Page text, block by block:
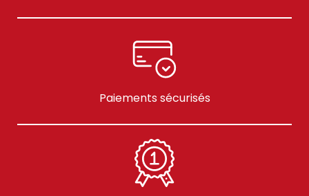
Paiements sécurisés